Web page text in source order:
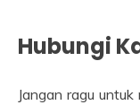
Hubungi
Jangan ragu